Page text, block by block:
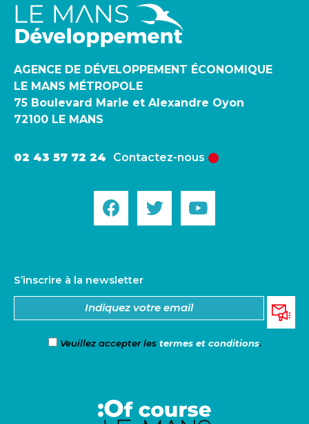
AGENCE DE DÉVELOPPEMENT ÉCONOMIQUE
LE MANS MÉTROPOLE
75 Boulevard Marie et Alexandre Oyon
72100 LE MANS
02 43 57 72 24 Contactez-nous
S’inscrire à la newsletter
Veuillez accepter les termes et conditions.